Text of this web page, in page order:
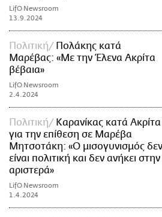
LifO Newsroom
13.9.2024
Πολιτική
Πολάκης κατά
Μαρέβας: «Με την Έλενα Ακρίτα
βέβαια»
LifO Newsroom
2.4.2024
Πολιτική
Καρανίκας κατά Ακρίτα
για την επίθεση σε Μαρέβα
Μητσοτάκη: «Ο μισογυνισμός δεν
είναι πολιτική και δεν ανήκει στην
αριστερά»
LifO Newsroom
1.4.2024